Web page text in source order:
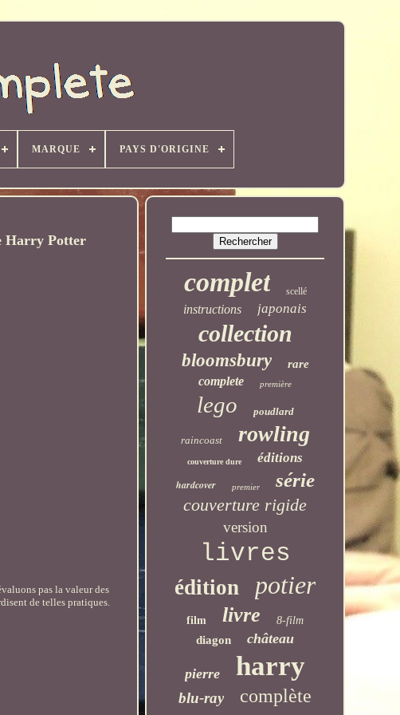
MARQUE PAYS D'ORIGINE
Harry Potter
pas la valeur des
de telles pratiques.
complet scellé
instructions japonais
collection
bloomsbury rare
complete première
lego poudlard
raincoast rowling
couverture dure éditions
hardcover premier série
couverture rigide
version
livres
édition potier
film livre 8-film
diagon château
pierre harry
blu-ray complète